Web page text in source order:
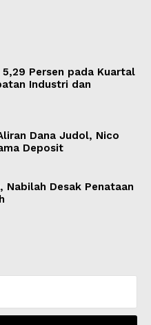
Persen pada Kuartal
Industri dan
Dana Judol, Nico
Deposit
Nabilah Desak Penataan